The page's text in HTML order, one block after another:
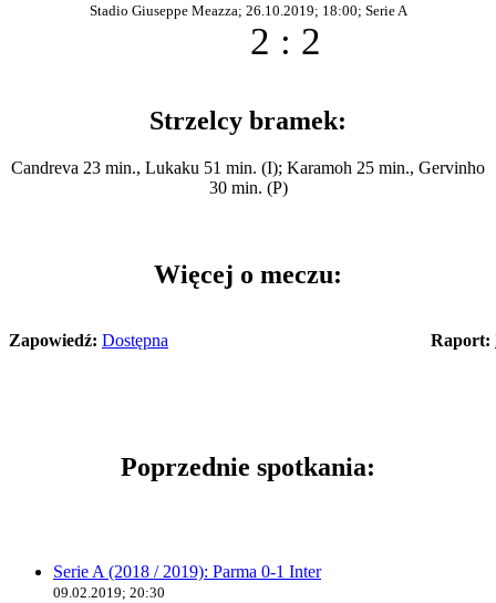
Stadio Giuseppe Meazza; 26.10.2019; 18:00; Serie A
2 : 2
Strzelcy bramek:
Candreva 23 min., Lukaku 51 min. (I); Karamoh 25 min., Gervinho
30 min. (P)
Więcej o meczu:
Zapowiedź: Dostępna Raport:
Poprzednie spotkania:
Serie A (2018 / 2019): Parma 0-1 Inter
09.02.2019; 20:30